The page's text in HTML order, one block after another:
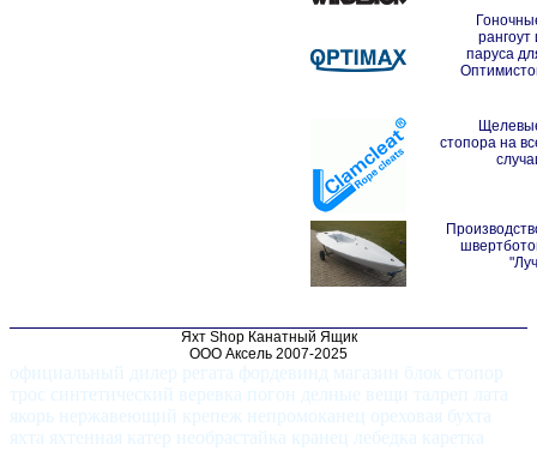
рангоут
паруса
стопора на
Яхт Shop Канатный Ящик
ООО Аксель 2007-2025
официальный дилер регата фордевинд магазин блок стопор
трос синтетический веревка погон делные вещи талреп лата
якорь нержавеющий крепеж непромоканец ореховая бухта
яхта яхтенная катер необрастайка кранец лебедка каретка